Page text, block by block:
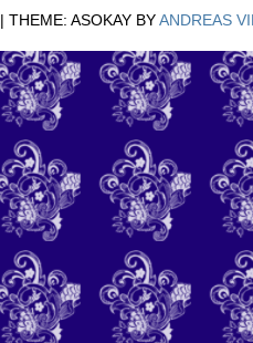
| THEME: ASOKAY BYANDREAS